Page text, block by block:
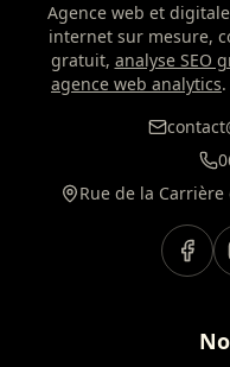
Agence web et
internet sur mesure,
gratuit, analyse SEO
agence web analytics
Rue de la